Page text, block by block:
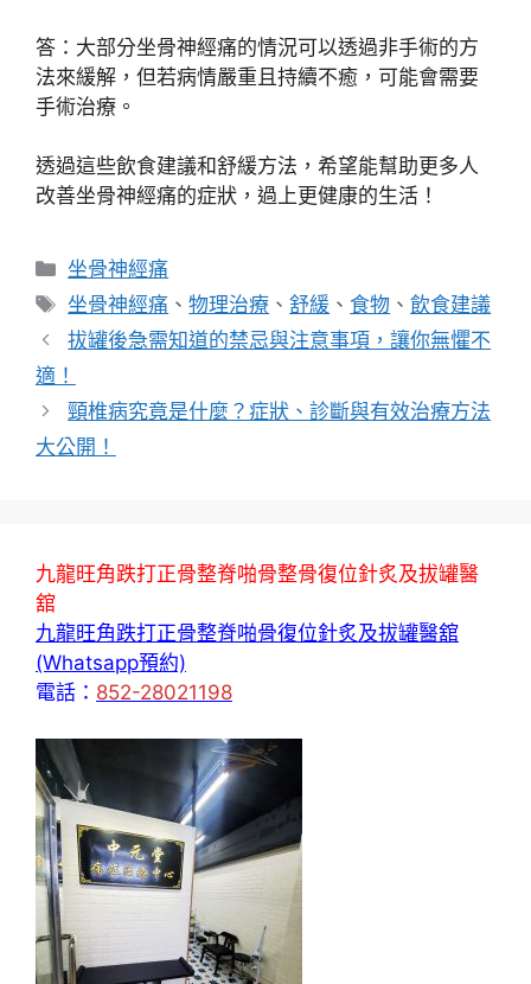
答：大部分坐骨神經痛的情況可以透過非手術的方
法來緩解，但若病情嚴重且持續不癒，可能會需要
手術治療。
透過這些飲食建議和舒緩方法，希望能幫助更多人
改善坐骨神經痛的症狀，過上更健康的生活！
分
類
坐骨神經痛
標
籤
坐骨神經痛 、物理治療 、舒緩 、 食物 、飲食建議
拔罐後急需知道的禁忌與注意事項，讓你無懼不
適！
頸椎病究竟是什麼？症狀、診斷與有效治療方法
大公開！
九龍旺角跌打正骨整脊啪骨整骨復位針炙及拔罐醫
舘
九龍旺角跌打正骨整脊啪骨復位針炙及拔罐醫舘
(Whatsapp預約)
電話： 852-28021198